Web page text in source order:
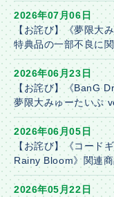
2026年07月06日
【お詫び】《夢限大
特典品の一部不良に
2026年06月23日
【お詫び】《BanG
夢限大みゅーたいぷ
2026年06月05日
【お詫び】《コード
Rainy Bloom》関連
2026年05月22日